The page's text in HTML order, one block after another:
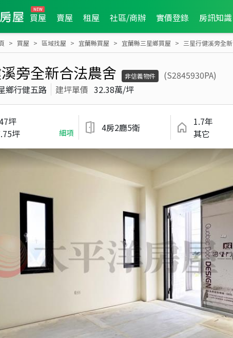
買屋 賣屋 租屋 社區/商辦 實價登錄 房訊知識
買屋 區域找屋 宜蘭縣買屋 宜蘭縣三星鄉買屋 三星行健溪旁全
旁全新合法農舍 非信義物件
(S2845930PA)
鄉行健五路 建坪單價 32.38萬/坪
坪
坪 細項 4房2廳5衛
1.7年
其它